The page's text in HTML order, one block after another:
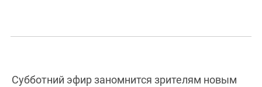
Субботний эфир заномнится зрителям новым